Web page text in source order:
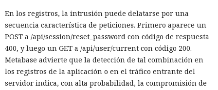
En los registros, la intrusión puede delatarse por una
secuencia característica de peticiones. Primero aparece un
POST a /api/session/reset_password con código de respuesta
400, y luego un GET a /api/user/current con código 200.
Metabase advierte que la detección de tal combinación en
los registros de la aplicación o en el tráfico entrante del
servidor indica, con alta probabilidad, la compromisión de